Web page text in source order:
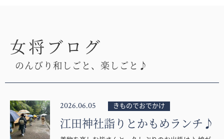
女将ブログ
のんびり和しごと、楽しごと♪
2026.06.05 きものでおでかけ
江田神社詣りとかもめランチ♪